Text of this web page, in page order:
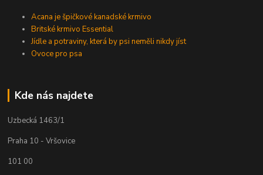
Acana je špičkové kanadské krmivo
Britské krmivo Essential
Jídle a potraviny, která by psi neměli nikdy jíst
Ovoce pro psa
Kde nás najdete
Uzbecká 1463/1
Praha 10 - Vršovice
101 00